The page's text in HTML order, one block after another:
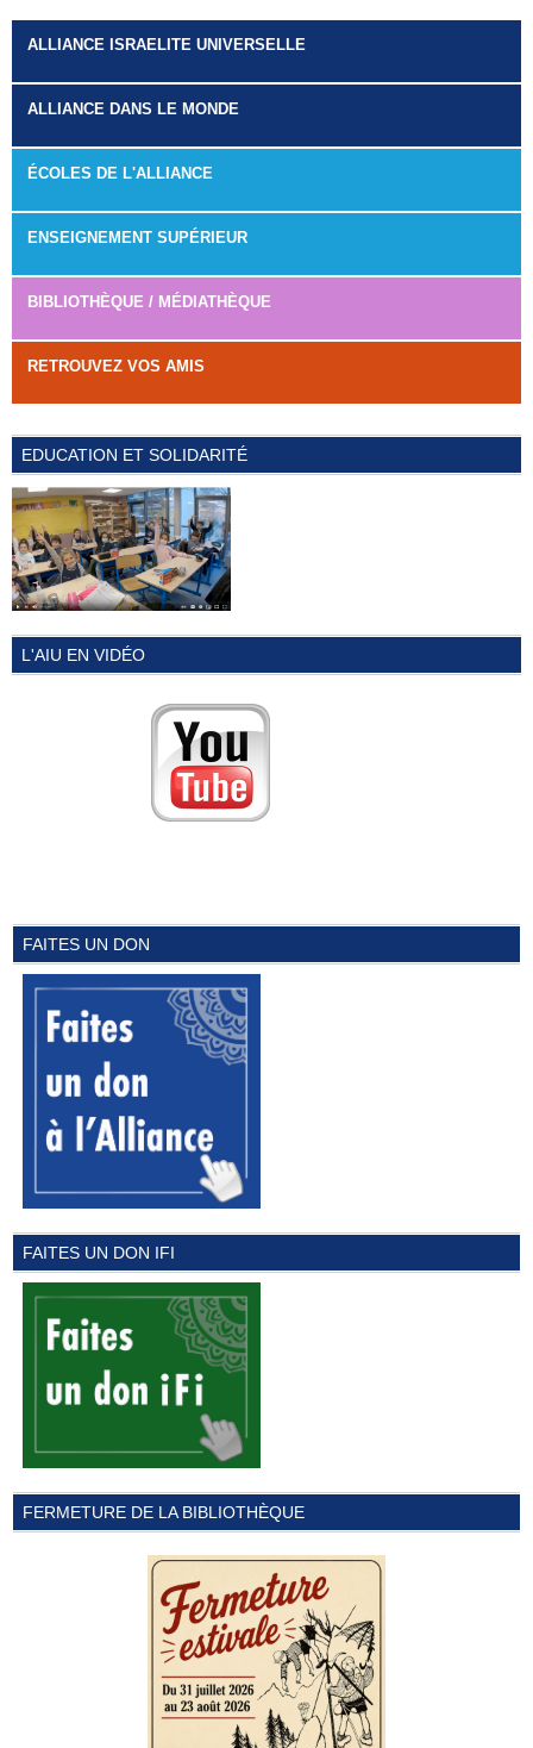
ALLIANCE ISRAELITE UNIVERSELLE
ALLIANCE DANS LE MONDE
ÉCOLES DE L'ALLIANCE
ENSEIGNEMENT SUPÉRIEUR
BIBLIOTHÈQUE / MÉDIATHÈQUE
RETROUVEZ VOS AMIS
EDUCATION ET SOLIDARITÉ
L'AIU EN VIDÉO
FAITES UN DON
FAITES UN DON IFI
FERMETURE DE LA BIBLIOTHÈQUE